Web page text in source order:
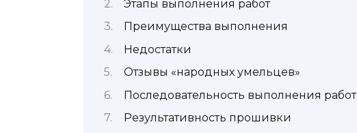
Этапы выполнения работ
Преимущества выполнения
Недостатки
Отзывы «народных умельцев»
Последовательность выполнения работ
Результативность прошивки